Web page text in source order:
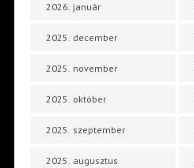
2026. január
2025. december
2025. november
2025. október
2025. szeptember
2025. augusztus